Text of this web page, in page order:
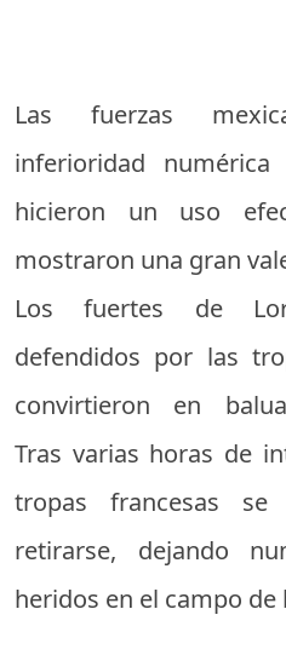
Las fuerzas
inferioridad
hicieron un uso
mostraron una gran
Los fuertes de
defendidos por las
convirtieron en
Tras varias horas de
tropas francesas
retirarse, dejando
heridos en el campo de